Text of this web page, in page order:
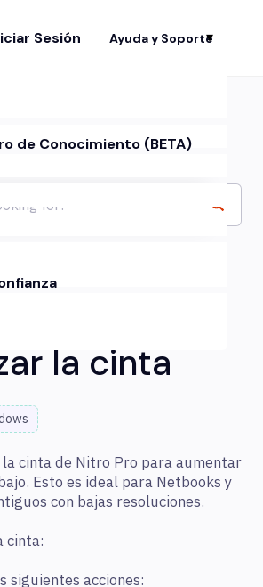
Sesión Ayuda y Soporte
de Conocimiento (BETA)
la cinta
cinta de Nitro Pro para aumentar
Esto es ideal para Netbooks y
con bajas resoluciones.
cinta:
siguientes acciones: